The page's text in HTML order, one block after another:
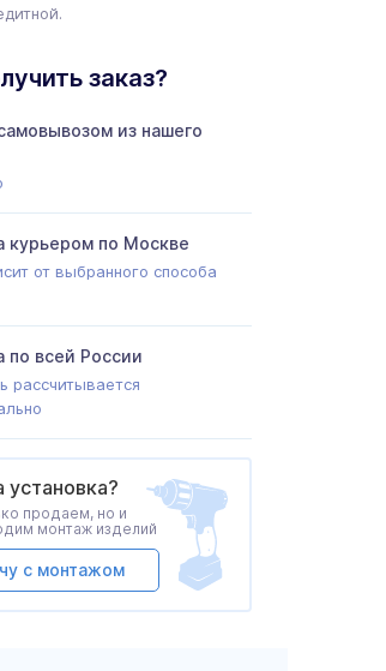
заказ?
из нашего
курьером по Москве
от выбранного способа
по всей России
рассчитывается
установка?
продаем, но и
монтаж изделий
с монтажом